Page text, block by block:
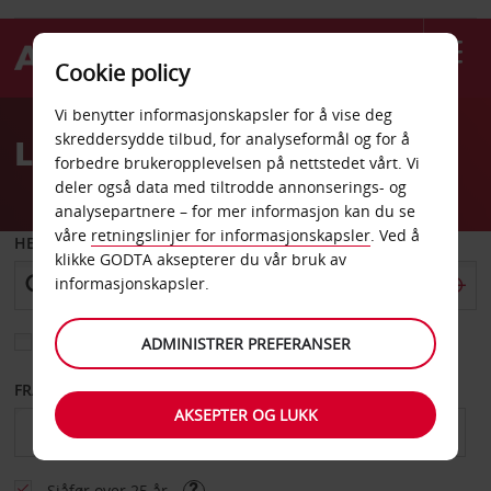
Welcome
AvisLeiebil Frazer
HENT FRA
Velg et annet leveringssted
FRA DATO TIL DATO
Cookie policy
Vi benytter informasjonskapsler for å vise deg
skreddersydde tilbud, for analyseformål og for å
forbedre brukeropplevelsen på nettstedet vårt. Vi
deler også data med tiltrodde annonserings- og
analysepartnere – for mer informasjon kan du se
våre retningslinjer for informasjonskapsler. Ved å
klikke GODTA aksepterer du vår bruk av
informasjonskapsler.
ADMINISTRER PREFERANSER
AKSEPTER OG LUKK